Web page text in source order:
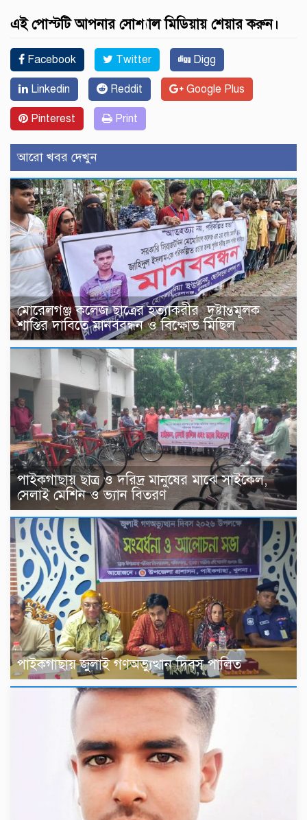
এই পোস্টটি আপনার সোশ্যাল মিডিয়ায় শেয়ার করুন।
Facebook Twitter Digg
Linkedin Reddit Google Plus
Pinterest Print
আরো খবর দেখুন
মোরেলগঞ্জ কলেজ ছাত্রের হত্যাকরীর দৃষ্টান্তমূলক
শাস্তির দাবিতে মানববন্ধন ও বিক্ষোভ মিছিল
পাইকগাছায় ছাত্র ও দরিদ্র মানুষের মাঝে সাইকেল,
সেলাই মেশিন ও ভ্যান বিতরণ
‎পাইকগাছায় জুলাই গণঅভ্যুত্থান দিবস পালিত